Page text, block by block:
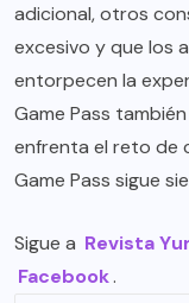
adicional, otros
excesivo y que los
entorpecen la
Game Pass
enfrenta el reto de
Game Pass sigue
Sigue a Revista
Facebook.